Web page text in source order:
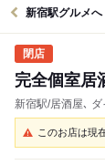
新宿駅グルメへ
完全個室居
新宿駅/居酒屋､
このお店は現